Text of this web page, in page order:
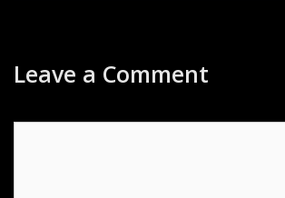
Leave a Comment